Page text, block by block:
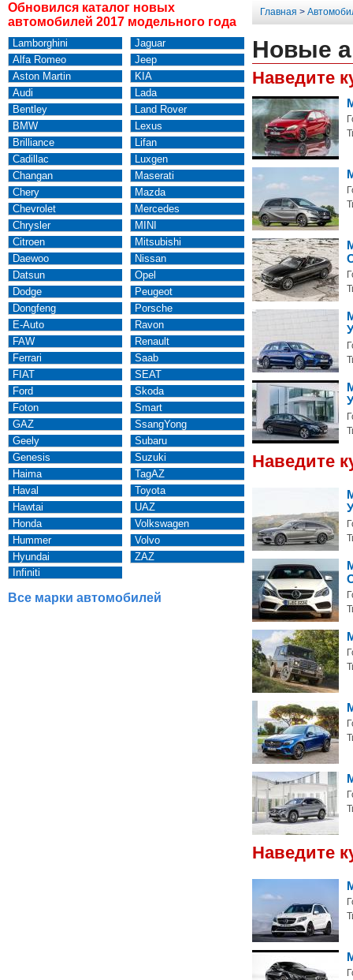
Обновился каталог новых
автомобилей 2017 модельного года
Lamborghini
Alfa Romeo
Aston Martin
Audi
Bentley
BMW
Brilliance
Cadillac
Changan
Chery
Chevrolet
Chrysler
Citroen
Daewoo
Datsun
Dodge
Dongfeng
E-Auto
FAW
Ferrari
FIAT
Ford
Foton
GAZ
Geely
Genesis
Haima
Haval
Hawtai
Honda
Hummer
Hyundai
Infiniti
Jaguar
Jeep
KIA
Lada
Land Rover
Lexus
Lifan
Luxgen
Maserati
Mazda
Mercedes
MINI
Mitsubishi
Nissan
Opel
Peugeot
Porsche
Ravon
Renault
Saab
SEAT
Skoda
Smart
SsangYong
Subaru
Suzuki
TagAZ
Toyota
UAZ
Volkswagen
Volvo
ZAZ
Все марки автомобилей
Главная >
Новые
Наведите
Наведите
Наведите